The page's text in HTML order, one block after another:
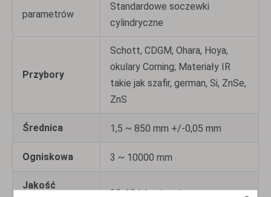
parametrów
Standardowe soczewki
cylindryczne
Przybory
Schott, CDGM, Ohara, Hoya,
okulary Corning; Materiały IR
takie jak szafir, german, Si, ZnSe,
ZnS
Średnica 1,5 ~ 850 mm +/-0,05 mm
Ogniskowa 3 ~ 10000 mm
Jakość
20-10 lub więcej